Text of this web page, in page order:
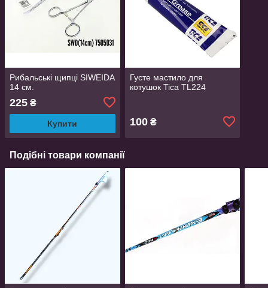
Рибальські щипці SIWEIDA
14 см.
225 ₴
Купити
Густе мастило для
котушок Tica ТL224
100₴
Подібні товари компанії